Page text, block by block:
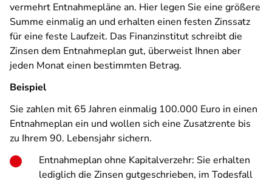
vermehrt Entnahmepläne an. Hier legen Sie eine größere
Summe einmalig an und erhalten einen festen Zinssatz
für eine feste Laufzeit. Das Finanzinstitut schreibt die
Zinsen dem Entnahmeplan gut, überweist Ihnen aber
jeden Monat einen bestimmten Betrag.
Beispiel
Sie zahlen mit 65 Jahren einmalig 100.000 Euro in einen
Entnahmeplan ein und wollen sich eine Zusatzrente bis
zu Ihrem 90. Lebensjahr sichern.
Entnahmeplan ohne Kapitalverzehr: Sie erhalten
lediglich die Zinsen gutgeschrieben, im Todesfall